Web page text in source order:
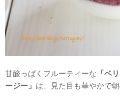
甘酸っぱくフルーティーな 「ベ
ージー」 は、見た目も華やかで